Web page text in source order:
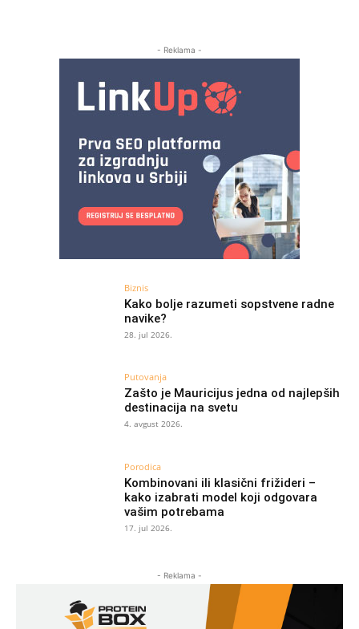
- Reklama -
Biznis
Kako bolje razumeti sopstvene radne
navike?
28. jul 2026.
Putovanja
Zašto je Mauricijus jedna od najlepših
destinacija na svetu
4. avgust 2026.
Porodica
Kombinovani ili klasični frižideri –
kako izabrati model koji odgovara
vašim potrebama
17. jul 2026.
- Reklama -